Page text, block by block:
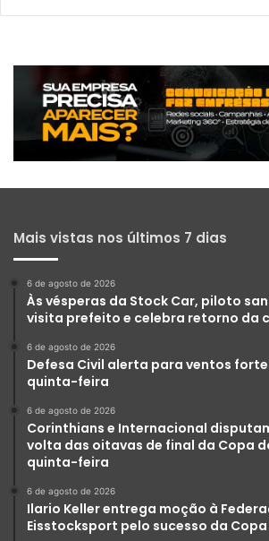
Mais vistas nos últimos 7 dias
6 de agosto de 2026
Às vésperas da Stock Car, piloto
visita prefeito e celebra retorno da
6 de agosto de 2026
Defesa Civil alerta para ventos
quinta-feira
6 de agosto de 2026
Corinthians e Internacional
volta das oitavas de final da Copa
quinta-feira
6 de agosto de 2026
Ilario Keller entrega moção à
Eisstocksport pelo sucesso da